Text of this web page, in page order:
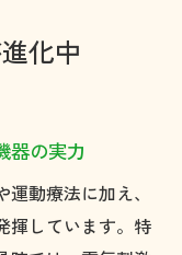
化中
器の実力
動療法に加え、
揮しています。特